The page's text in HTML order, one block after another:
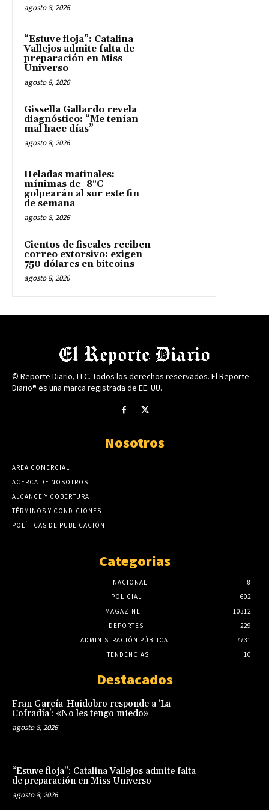
agosto 8, 2026
“Estuve floja”: Catalina
Vallejos admite falta de
preparación en Miss
Universo
agosto 8, 2026
Gissella Gallardo revela
diagnóstico: “Me tenían
mal hace días”
agosto 8, 2026
Heladas matinales:
mínimas de -8°C
golpearán al sur este fin
de semana
agosto 8, 2026
Cientos de fiscales reciben
correo extorsivo: exigen
750 dólares en bitcoins
agosto 8, 2026
© Reporte Diario, LLC. Todos los derechos reservados. El Reporte
Diario® es una marca registrada de EE. UU.
Nosotros
AREA COMERCIAL
ACERCA DE NOSOTROS
ALCANCE Y COBERTURA
TÉRMINOS Y CONDICIONES
POLÍTICAS DE PUBLICACIÓN
Categorias
NACIONAL
8
POLICIAL
602
MAGAZINE
10312
DEPORTES
229
ADMINISTRACIÓN PÚBLICA
7731
TENDENCIAS
10
Destacados
Fran García-Huidobro responde a ‘La
Cofradía’: «No les tengo miedo»
agosto 8, 2026
“Estuve floja”: Catalina Vallejos admite falta
de preparación en Miss Universo
agosto 8, 2026